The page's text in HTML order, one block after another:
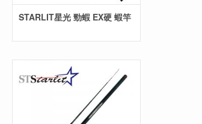
STARLIT星光 勁蝦 EX硬 蝦竿